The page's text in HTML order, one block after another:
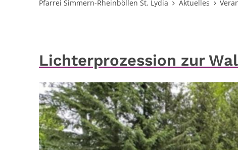
Pfarrei Simmern-Rheinböllen St. Lydia Aktuelles
Lichterprozession zur